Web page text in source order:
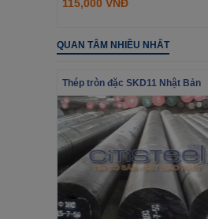
115,000 VNĐ
QUAN TÂM NHIỀU NHẤT
Thép tròn đặc SKD11 Nhật Bản